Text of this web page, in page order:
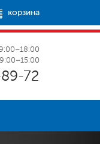
корзина
72